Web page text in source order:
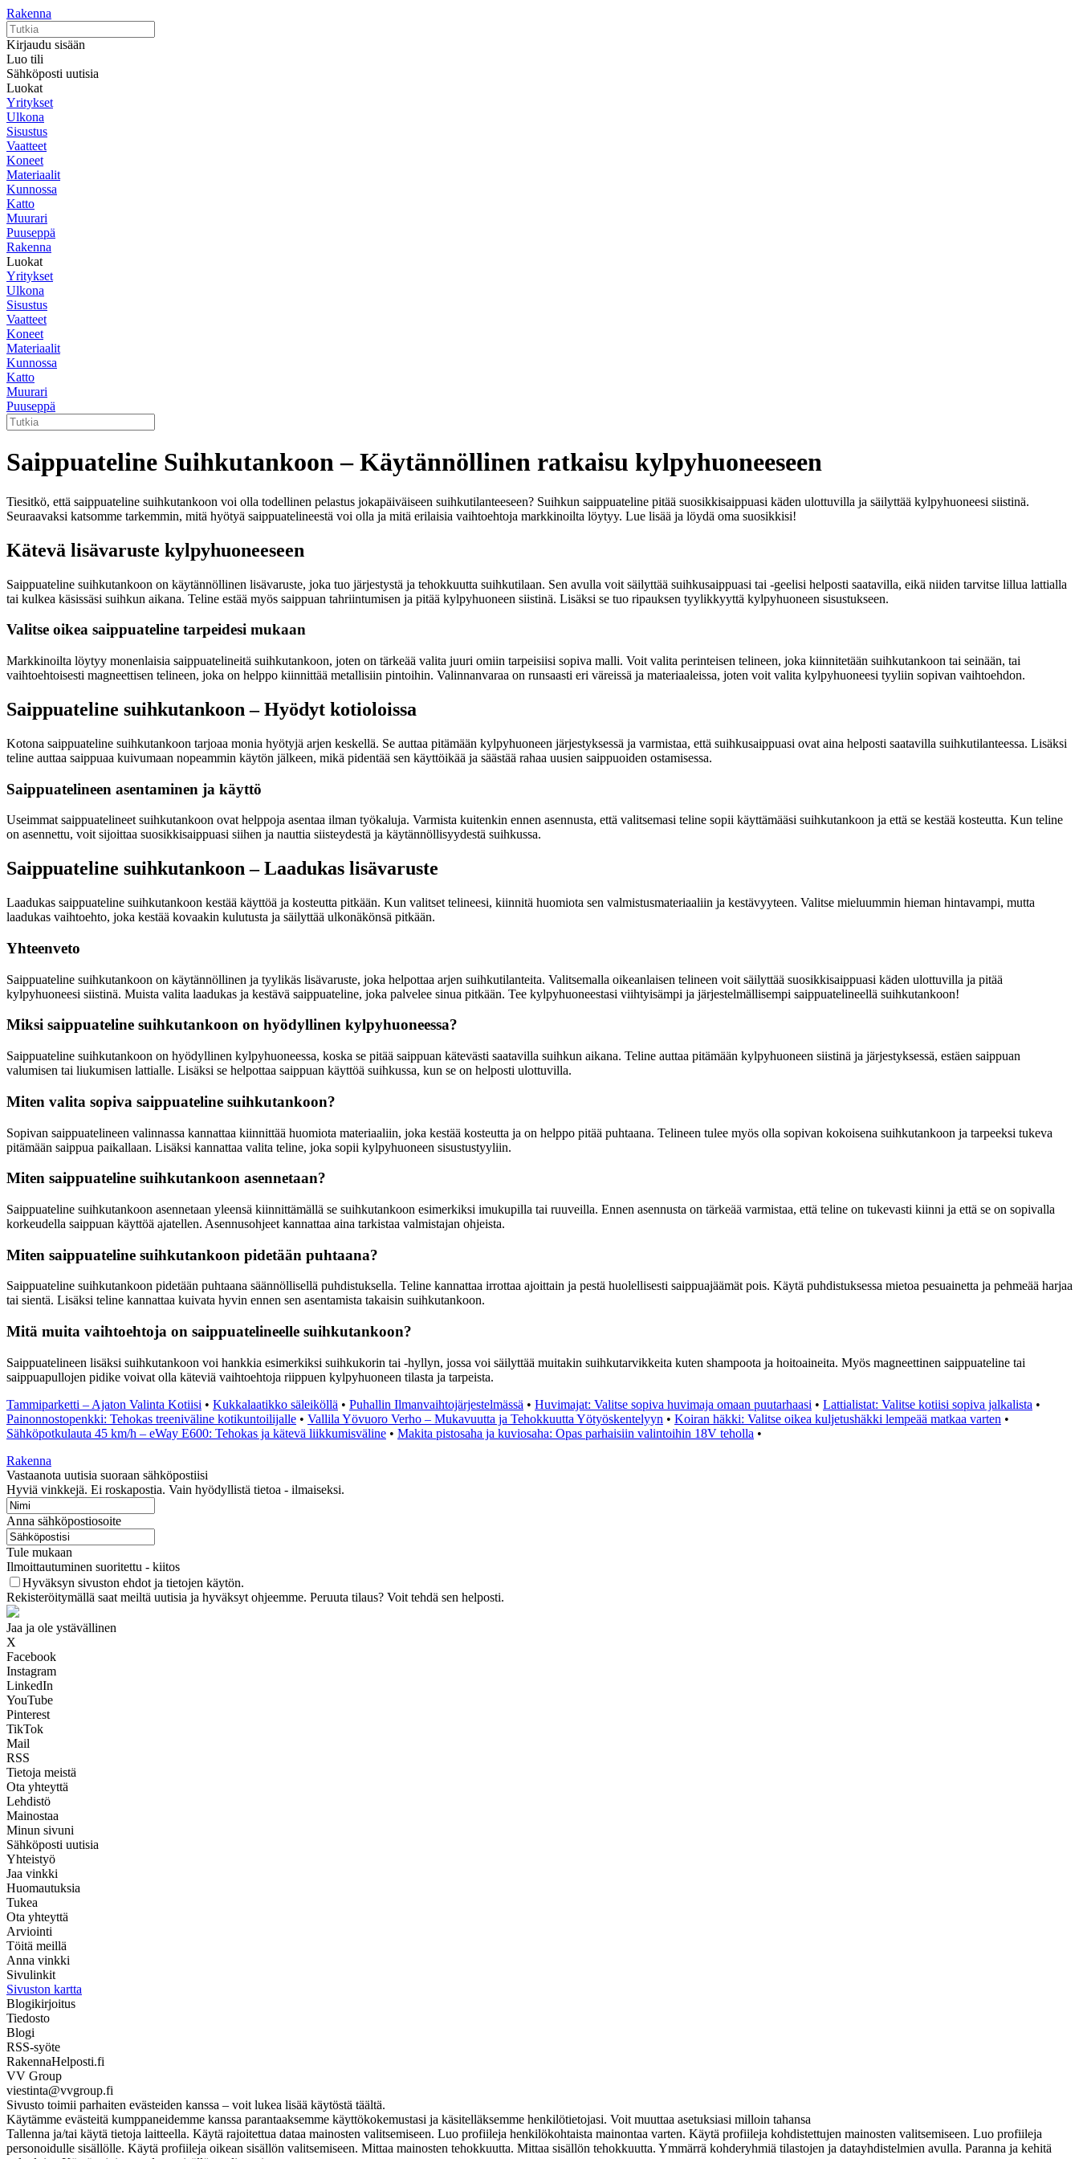
Rakenna
Kirjaudu sisään
Luo tili
Sähköposti uutisia
Luokat
Yritykset
Ulkona
Sisustus
Vaatteet
Koneet
Materiaalit
Kunnossa
Katto
Muurari
Puuseppä
Rakenna
Luokat
Yritykset
Ulkona
Sisustus
Vaatteet
Koneet
Materiaalit
Kunnossa
Katto
Muurari
Puuseppä
Saippuateline Suihkutankoon – Käytännöllinen ratkaisu kylpyhuoneeseen
Tiesitkö, että saippuateline suihkutankoon voi olla todellinen pelastus jokapäiväiseen suihkutilanteeseen? Suihkun saippuateline pitää suosikkisaippuasi käden ulottuvilla ja säilyttää kylpyhuoneesi siistinä.
Seuraavaksi katsomme tarkemmin, mitä hyötyä saippuatelineestä voi olla ja mitä erilaisia vaihtoehtoja markkinoilta löytyy. Lue lisää ja löydä oma suosikkisi!
Kätevä lisävaruste kylpyhuoneeseen
Saippuateline suihkutankoon on käytännöllinen lisävaruste, joka tuo järjestystä ja tehokkuutta suihkutilaan. Sen avulla voit säilyttää suihkusaippuasi tai -geelisi helposti saatavilla, eikä niiden tarvitse lillua lattialla
tai kulkea käsissäsi suihkun aikana. Teline estää myös saippuan tahriintumisen ja pitää kylpyhuoneen siistinä. Lisäksi se tuo ripauksen tyylikkyyttä kylpyhuoneen sisustukseen.
Valitse oikea saippuateline tarpeidesi mukaan
Markkinoilta löytyy monenlaisia saippuatelineitä suihkutankoon, joten on tärkeää valita juuri omiin tarpeisiisi sopiva malli. Voit valita perinteisen telineen, joka kiinnitetään suihkutankoon tai seinään, tai
vaihtoehtoisesti magneettisen telineen, joka on helppo kiinnittää metallisiin pintoihin. Valinnanvaraa on runsaasti eri väreissä ja materiaaleissa, joten voit valita kylpyhuoneesi tyyliin sopivan vaihtoehdon.
Saippuateline suihkutankoon – Hyödyt kotioloissa
Kotona saippuateline suihkutankoon tarjoaa monia hyötyjä arjen keskellä. Se auttaa pitämään kylpyhuoneen järjestyksessä ja varmistaa, että suihkusaippuasi ovat aina helposti saatavilla suihkutilanteessa. Lisäksi
teline auttaa saippuaa kuivumaan nopeammin käytön jälkeen, mikä pidentää sen käyttöikää ja säästää rahaa uusien saippuoiden ostamisessa.
Saippuatelineen asentaminen ja käyttö
Useimmat saippuatelineet suihkutankoon ovat helppoja asentaa ilman työkaluja. Varmista kuitenkin ennen asennusta, että valitsemasi teline sopii käyttämääsi suihkutankoon ja että se kestää kosteutta. Kun teline
on asennettu, voit sijoittaa suosikkisaippuasi siihen ja nauttia siisteydestä ja käytännöllisyydestä suihkussa.
Saippuateline suihkutankoon – Laadukas lisävaruste
Laadukas saippuateline suihkutankoon kestää käyttöä ja kosteutta pitkään. Kun valitset telineesi, kiinnitä huomiota sen valmistusmateriaaliin ja kestävyyteen. Valitse mieluummin hieman hintavampi, mutta
laadukas vaihtoehto, joka kestää kovaakin kulutusta ja säilyttää ulkonäkönsä pitkään.
Yhteenveto
Saippuateline suihkutankoon on käytännöllinen ja tyylikäs lisävaruste, joka helpottaa arjen suihkutilanteita. Valitsemalla oikeanlaisen telineen voit säilyttää suosikkisaippuasi käden ulottuvilla ja pitää
kylpyhuoneesi siistinä. Muista valita laadukas ja kestävä saippuateline, joka palvelee sinua pitkään. Tee kylpyhuoneestasi viihtyisämpi ja järjestelmällisempi saippuatelineellä suihkutankoon!
Miksi saippuateline suihkutankoon on hyödyllinen kylpyhuoneessa?
Saippuateline suihkutankoon on hyödyllinen kylpyhuoneessa, koska se pitää saippuan kätevästi saatavilla suihkun aikana. Teline auttaa pitämään kylpyhuoneen siistinä ja järjestyksessä, estäen saippuan
valumisen tai liukumisen lattialle. Lisäksi se helpottaa saippuan käyttöä suihkussa, kun se on helposti ulottuvilla.
Miten valita sopiva saippuateline suihkutankoon?
Sopivan saippuatelineen valinnassa kannattaa kiinnittää huomiota materiaaliin, joka kestää kosteutta ja on helppo pitää puhtaana. Telineen tulee myös olla sopivan kokoisena suihkutankoon ja tarpeeksi tukeva
pitämään saippua paikallaan. Lisäksi kannattaa valita teline, joka sopii kylpyhuoneen sisustustyyliin.
Miten saippuateline suihkutankoon asennetaan?
Saippuateline suihkutankoon asennetaan yleensä kiinnittämällä se suihkutankoon esimerkiksi imukupilla tai ruuveilla. Ennen asennusta on tärkeää varmistaa, että teline on tukevasti kiinni ja että se on sopivalla
korkeudella saippuan käyttöä ajatellen. Asennusohjeet kannattaa aina tarkistaa valmistajan ohjeista.
Miten saippuateline suihkutankoon pidetään puhtaana?
Saippuateline suihkutankoon pidetään puhtaana säännöllisellä puhdistuksella. Teline kannattaa irrottaa ajoittain ja pestä huolellisesti saippuajäämät pois. Käytä puhdistuksessa mietoa pesuainetta ja pehmeää harjaa
tai sientä. Lisäksi teline kannattaa kuivata hyvin ennen sen asentamista takaisin suihkutankoon.
Mitä muita vaihtoehtoja on saippuatelineelle suihkutankoon?
Saippuatelineen lisäksi suihkutankoon voi hankkia esimerkiksi suihkukorin tai -hyllyn, jossa voi säilyttää muitakin suihkutarvikkeita kuten shampoota ja hoitoaineita. Myös magneettinen saippuateline tai
saippuapullojen pidike voivat olla käteviä vaihtoehtoja riippuen kylpyhuoneen tilasta ja tarpeista.
Tammiparketti – Ajaton Valinta Kotiisi • Kukkalaatikko säleiköllä • Puhallin Ilmanvaihtojärjestelmässä • Huvimajat: Valitse sopiva huvimaja omaan puutarhaasi • Lattialistat: Valitse kotiisi sopiva jalkalista •
Painonnostopenkki: Tehokas treeniväline kotikuntoilijalle • Vallila Yövuoro Verho – Mukavuutta ja Tehokkuutta Yötyöskentelyyn • Koiran häkki: Valitse oikea kuljetushäkki lempeää matkaa varten •
Sähköpotkulauta 45 km/h – eWay E600: Tehokas ja kätevä liikkumisväline • Makita pistosaha ja kuviosaha: Opas parhaisiin valintoihin 18V teholla •
Rakenna
Vastaanota uutisia suoraan sähköpostiisi
Hyviä vinkkejä. Ei roskapostia. Vain hyödyllistä tietoa - ilmaiseksi.
Anna sähköpostiosoite
Tule mukaan
Ilmoittautuminen suoritettu - kiitos
Hyväksyn sivuston ehdot ja tietojen käytön.
Rekisteröitymällä saat meiltä uutisia ja hyväksyt ohjeemme. Peruuta tilaus? Voit tehdä sen helposti.
Jaa ja ole ystävällinen
X
Facebook
Instagram
LinkedIn
YouTube
Pinterest
TikTok
Mail
RSS
Tietoja meistä
Ota yhteyttä
Lehdistö
Mainostaa
Minun sivuni
Sähköposti uutisia
Yhteistyö
Jaa vinkki
Huomautuksia
Tukea
Ota yhteyttä
Arviointi
Töitä meillä
Anna vinkki
Sivulinkit
Sivuston kartta
Blogikirjoitus
Tiedosto
Blogi
RSS-syöte
RakennaHelposti.fi
VV Group
viestinta@vvgroup.fi
Sivusto toimii parhaiten evästeiden kanssa – voit lukea lisää käytöstä täältä.
Käytämme evästeitä kumppaneidemme kanssa parantaaksemme käyttökokemustasi ja käsitelläksemme henkilötietojasi. Voit muuttaa asetuksiasi milloin tahansa
Tallenna ja/tai käytä tietoja laitteella. Käytä rajoitettua dataa mainosten valitsemiseen. Luo profiileja henkilökohtaista mainontaa varten. Käytä profiileja kohdistettujen mainosten valitsemiseen. Luo profiileja
personoidulle sisällölle. Käytä profiileja oikean sisällön valitsemiseen. Mittaa mainosten tehokkuutta. Mittaa sisällön tehokkuutta. Ymmärrä kohderyhmiä tilastojen ja datayhdistelmien avulla. Paranna ja kehitä